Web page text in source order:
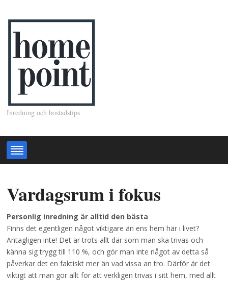
Inredning och bostadstips
Vardagsrum i fokus
Personlig inredning är alltid den bästa
Finns det egentligen något viktigare än ens hem här i livet?
Antagligen inte! Det är trots allt där som man ska trivas och
känna sig trygg till 110 %, och gör man inte något av detta så
påverkar det en faktiskt mer än vad vissa an tro. Därför är det
viktigt att man gör allt för att verkligen trivas i sitt hem, med allt